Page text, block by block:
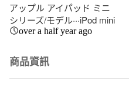
アップル アイパッド ミニ
シリーズ/モデル···iPod mini
over a half year ago
商品資訊